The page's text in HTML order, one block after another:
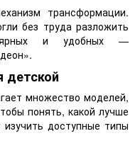
трансформации.
без труда разложить
и удобных —
множество моделей,
понять, какой лучше
доступные типы